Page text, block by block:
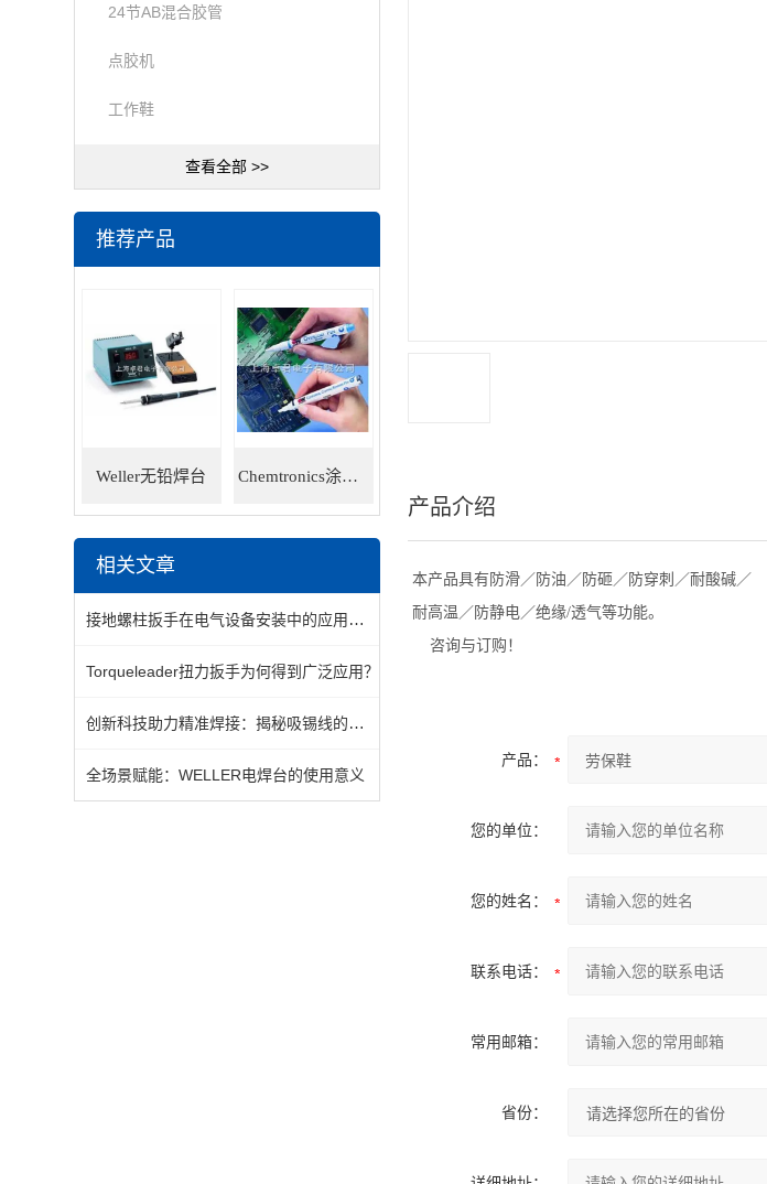
24节AB混合胶管
点胶机
工作鞋
查看全部 >>
推荐产品
Weller无铅焊台 Chemtronics涂层笔
相关文章
接地螺柱扳手在电气设备安装中的应用及维护要点
Torqueleader扭力扳手为何得到广泛应用？
创新科技助力精准焊接：揭秘吸锡线的非凡魅力
全场景赋能：WELLER电焊台的使用意义
产品介绍
本产品具有防滑／防油／防砸／防穿刺／耐酸碱／
耐高温／防静电／绝缘/透气等功能。
咨询与订购！
产品：
您的单位：
您的姓名：
联系电话：
常用邮箱：
省份：